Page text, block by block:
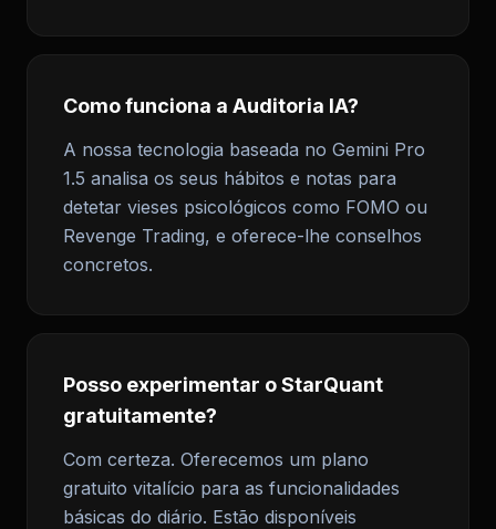
Como funciona a Auditoria IA?
A nossa tecnologia baseada no Gemini Pro
1.5 analisa os seus hábitos e notas para
detetar vieses psicológicos como FOMO ou
Revenge Trading, e oferece-lhe conselhos
concretos.
Posso experimentar o StarQuant
gratuitamente?
Com certeza. Oferecemos um plano
gratuito vitalício para as funcionalidades
básicas do diário. Estão disponíveis